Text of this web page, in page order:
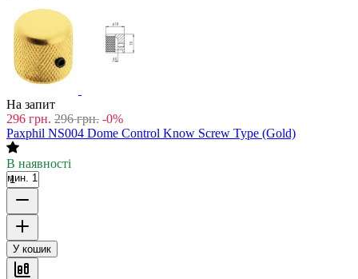
На запит
296 грн. 296 грн. -0%
Paxphil NS004 Dome Control Know Screw Type (Gold)
В наявності
мин. 1
У кошик